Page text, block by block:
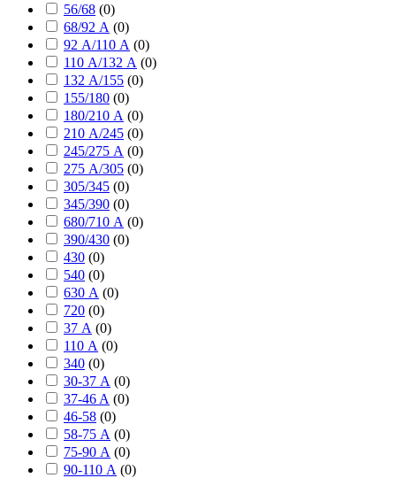
56/68 (0)
68/92 А (0)
92 А/110 А (0)
110 А/132 А (0)
132 А/155 (0)
155/180 (0)
180/210 А (0)
210 А/245 (0)
245/275 А (0)
275 А/305 (0)
305/345 (0)
345/390 (0)
680/710 А (0)
390/430 (0)
430 (0)
540 (0)
630 А (0)
720 (0)
37 А (0)
110 А (0)
340 (0)
30-37 А (0)
37-46 A (0)
46-58 (0)
58-75 А (0)
75-90 А (0)
90-110 А (0)